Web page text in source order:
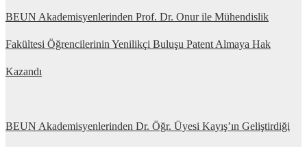
BEUN Akademisyenlerinden Prof. Dr. Onur ile Mühendislik
Fakültesi Öğrencilerinin Yenilikçi Buluşu Patent Almaya Hak
Kazandı
BEUN Akademisyenlerinden Dr. Öğr. Üyesi Kayış’ın Geliştirdiği